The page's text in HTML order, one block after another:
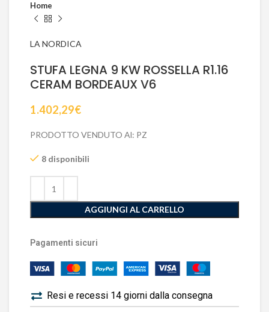
Home
LA NORDICA
STUFA LEGNA 9 KW ROSSELLA R1.16
CERAM BORDEAUX V6
1.402,29€
PRODOTTO VENDUTO Al: PZ
8 disponibili
AGGIUNGI AL CARRELLO
Pagamenti sicuri
Resi e recessi 14 giorni dalla consegna